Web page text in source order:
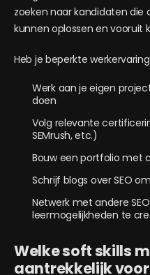
zoeken naar kandidaten die
kunnen oplossen en vooruit
Heb je beperkte
Werk aan je eigen
doen
Volg relevante
SEMrush, etc.)
Bouw een portfolio met
Schrijf blogs over SEO
Netwerk met andere
leermogelijkheden te
Welke soft skills
aantrekkelijk